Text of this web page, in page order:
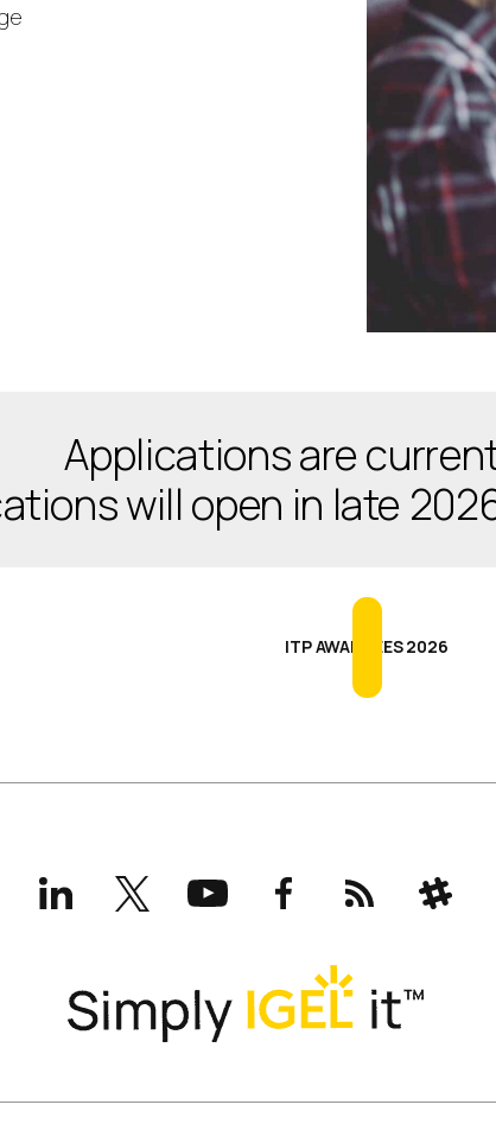
Applications are
will open in late
ITP AWARDEES 2026
LinkedInX
(formerly
Twitter)
YouTubeFacebookRSS Slack